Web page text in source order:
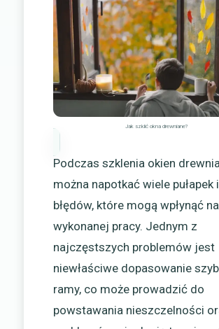
Jak szklić okna drewniane?
Podczas szklenia okien
można napotkać wiele pułapek i
błędów, które mogą wpłynąć
wykonanej pracy. Jednym z
najczęstszych problemów jest
niewłaściwe dopasowanie
ramy, co może prowadzić do
powstawania nieszczelności